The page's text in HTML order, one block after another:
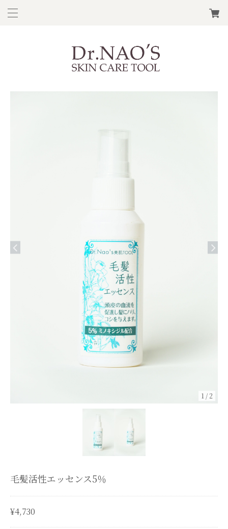
1 / 2
毛髪活性エッセンス5％
¥4,730